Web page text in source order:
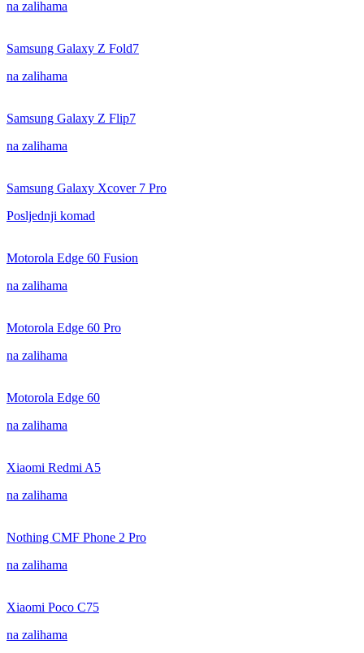
na zalihama
Samsung Galaxy Z Fold7
na zalihama
Samsung Galaxy Z Flip7
na zalihama
Samsung Galaxy Xcover 7 Pro
Posljednji komad
Motorola Edge 60 Fusion
na zalihama
Motorola Edge 60 Pro
na zalihama
Motorola Edge 60
na zalihama
Xiaomi Redmi A5
na zalihama
Nothing CMF Phone 2 Pro
na zalihama
Xiaomi Poco C75
na zalihama